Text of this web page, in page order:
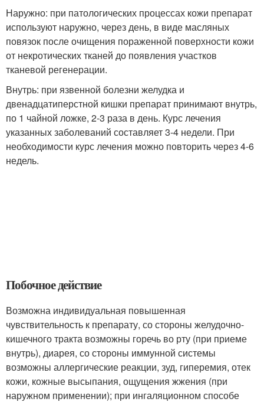
Наружно: при патологических процессах кожи препарат
используют наружно, через день, в виде масляных
повязок после очищения пораженной поверхности кожи
от некротических тканей до появления участков
тканевой регенерации.
Внутрь: при язвенной болезни желудка и
двенадцатиперстной кишки препарат принимают внутрь,
по 1 чайной ложке, 2-3 раза в день. Курс лечения
указанных заболеваний составляет 3-4 недели. При
необходимости курс лечения можно повторить через 4-6
недель.
Побочное действие
Возможна индивидуальная повышенная
чувствительность к препарату, со стороны желудочно-
кишечного тракта возможны горечь во рту (при приеме
внутрь), диарея, со стороны иммунной системы
возможны аллергические реакции, зуд, гиперемия, отек
кожи, кожные высыпания, ощущения жжения (при
наружном применении); при ингаляционном способе